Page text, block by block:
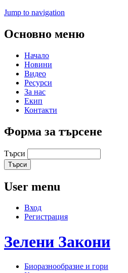
Jump to navigation
Основно меню
Начало
Новини
Видео
Ресурси
За нас
Екип
Контакти
Форма за търсене
Търси
User menu
Вход
Регистрация
Зелени Закони
Биоразнообразие и гори